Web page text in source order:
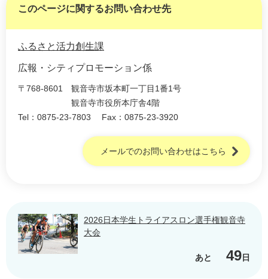
このページに関するお問い合わせ先
ふるさと活力創生課
広報・シティプロモーション係
〒768-8601
観音寺市坂本町一丁目1番1号
観音寺市役所本庁舎4階
Tel：0875-23-7803
Fax：0875-23-3920
メールでのお問い合わせはこちら
2026日本学生トライアスロン選手権観音寺
大会
あと 49日